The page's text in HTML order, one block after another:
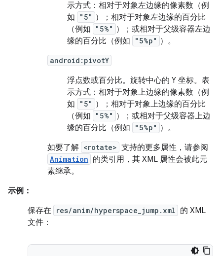
示方式：相对于对象左边缘的像素数（例
如
"5" ）；相对于对象左边缘的百分比
（例如
"5%" ）；或相对于父级容器左边
缘的百分比（例如
"5%p" ）。
android:pivotY
浮点数或百分比。 旋转中心的 Y 坐标。表
示方式：相对于对象上边缘的像素数（例
如
"5" ）；相对于对象上边缘的百分比
（例如
"5%" ）；或相对于父级容器上边
缘的百分比（例如
"5%p" ）。
如要了解 <rotate> 支持的更多属性，请参阅
Animation 的类引用，其 XML 属性会被此元
素继承。
示例：
保存在 res/anim/hyperspace_jump.xml 的 XML
文件：